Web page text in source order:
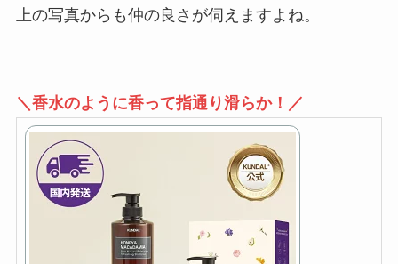
上の写真からも仲の良さが伺えますよね。
＼香水のように香って指通り滑らか！／